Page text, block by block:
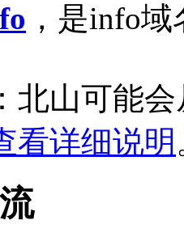
，是info
北山可能
看详细说明